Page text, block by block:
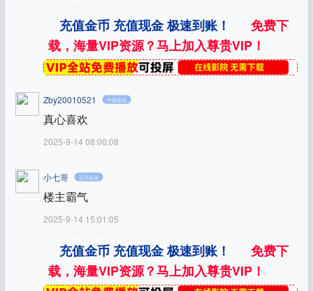
充值金币 充值现金 极速到账！
免费下
载，海量VIP资源？马上加入尊贵VIP！
Zby20010521 中级会员
真心喜欢
2025-9-14 08:00:08
小七哥 正式会员
楼主霸气
2025-9-14 15:01:05
充值金币 充值现金 极速到账！
免费下
载，海量VIP资源？马上加入尊贵VIP！